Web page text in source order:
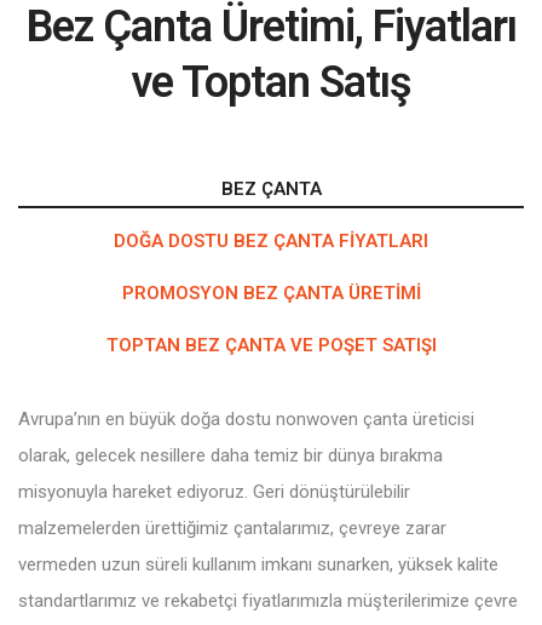
Bez Çanta Üretimi, Fiyatları
ve Toptan Satış
BEZ ÇANTA
DOĞA DOSTU BEZ ÇANTA FIYATLARI
PROMOSYON BEZ ÇANTA ÜRETIMI
TOPTAN BEZ ÇANTA VE POŞET SATIŞI
Avrupa’nın en büyük doğa dostu nonwoven çanta üreticisi
olarak, gelecek nesillere daha temiz bir dünya bırakma
misyonuyla hareket ediyoruz. Geri dönüştürülebilir
malzemelerden ürettiğimiz çantalarımız, çevreye zarar
vermeden uzun süreli kullanım imkanı sunarken, yüksek kalite
standartlarımız ve rekabetçi fiyatlarımızla müşterilerimize çevre